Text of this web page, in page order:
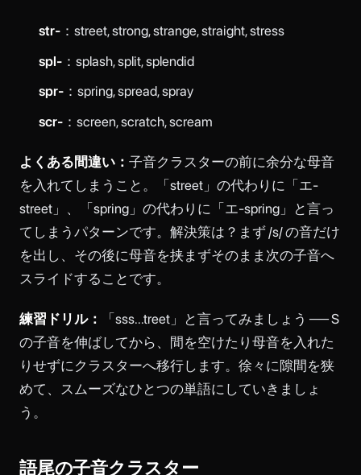
str-：street, strong, strange, straight, stress
spl-：splash, split, splendid
spr-：spring, spread, spray
scr-：screen, scratch, scream
よくある間違い： 子音クラスターの前に余分な母音
を入れてしまうこと。「street」の代わりに「エ-
street」、「spring」の代わりに「エ-spring」と言っ
てしまうパターンです。解決策は？まず /s/ の音だけ
を出し、その後に母音を挟まずそのまま次の子音へ
スライドすることです。
練習ドリル：
「sss...treet」と言ってみましょう ── S
の子音を伸ばしてから、間を空けたり母音を入れた
りせずにクラスターへ移行します。徐々に隙間を狭
めて、スムーズなひとつの単語にしていきましょ
う。
語尾の子音クラスター